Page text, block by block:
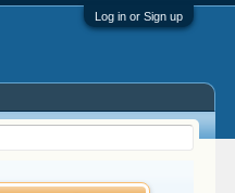
Log in or Sign up